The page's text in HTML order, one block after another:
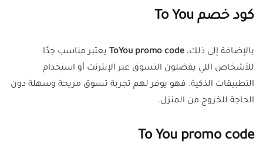
كود خصم To You
بالإضافة إلى ذلك، ToYou promo code يعتبر مناسب جدًا
للأشخاص اللي يفضلون التسوق عبر الإنترنت أو استخدام
التطبيقات الذكية. فهو يوفر لهم تجربة تسوق مريحة وسهلة دون
الحاجة للخروج من المنزل.
To You promo code